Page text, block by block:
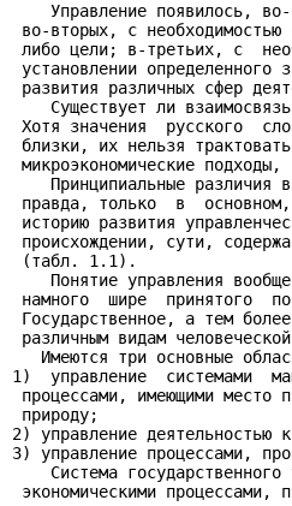
Управление появилось,
во-вторых, с
либо цели; в-третьих, с
установлении
развития различных сфер
Существует ли
Хотя значения  русского
близки, их нельзя
микроэкономические
Принципиальные различия
правда, только  в
историю развития
происхождении, сути,
(табл. 1.1).
Понятие управления
намного  шире  принятого
Государственное, а тем
различным видам
Имеются три основные
1)  управление  системами
процессами, имеющими место
природу;
2) управление деятельностью
3) управление процессами,
Система государственного
экономическими